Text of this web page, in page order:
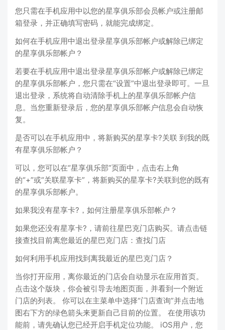
您只需在手机应用中以您的星享俱乐部会员帐户或注册邮
箱登录，并正确填写密码，就能完成绑定。
如何在手机应用中退出登录星享俱乐部帐户或解除已绑定
的星享俱乐部帐户？
若要在手机应用中退出登录星享俱乐部帐户或解除已绑定
的星享俱乐部帐户，您只需在“设置”中退出登录即可。一旦
退出登录，系统将自动清除手机上的星享俱乐部帐户信
息。当您重新登录后，您的星享俱乐部帐户信息会自动恢
复。
是否可以在手机应用中，将新购买的星享卡?关联 到我的既
有星享俱乐部帐户？
可以，您可以在“星享俱乐部”页面中，点击右上角
的“+”或“关联星享卡”，将新购买的星享卡?关联到您的既有
的星享俱乐部帐户。
如果我没有星享卡?，如何注册星享俱乐部帐户？
如果您还没有星享卡?，请前往星巴克门店购买。请点击链
接查找目前离您最近的星巴克门店：查找门店
如何利用手机应用找到离我最近的星巴克门店？
当你打开应用，离你最近的门店会自动显示在应用首页。
点击这个版块，你会被引导去地图页面，并看到一个附近
门店的列表。 你可以在主菜单中选择“门店查询”并点击地
图右下方的绿色箭头来更新自己目前的位置。 在使用该功
能前，请先确认您已经开启手机定位功能。 iOS用户，您